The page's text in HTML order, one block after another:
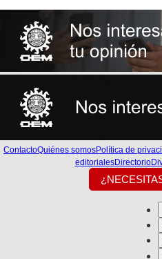
ContactoQuiénes somosPolítica de
editorialesDirectorio